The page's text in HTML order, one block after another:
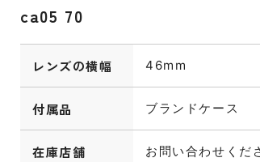
ca05 70
レンズの横幅 46mm
付属品 ブランドケース
在庫店舗 お問い合わせくだ